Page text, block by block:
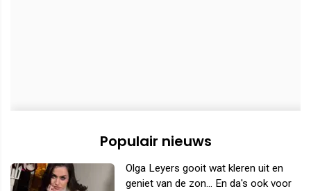
Populair nieuws
Olga Leyers gooit wat kleren uit en
geniet van de zon... En da's ook voor